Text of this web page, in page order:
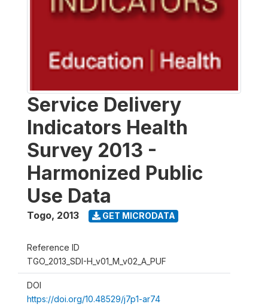
Service Delivery
Indicators Health
Survey 2013 -
Harmonized Public
Use Data
Togo, 2013 GET MICRODATA
Reference ID
TGO_2013_SDI-H_v01_M_v02_A_PUF
DOI
https://doi.org/10.48529/j7p1-ar74